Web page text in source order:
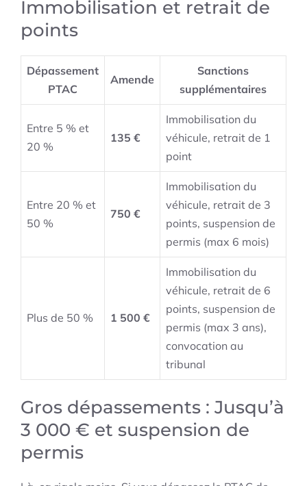
Immobilisation et retrait de
points
Dépassement
PTAC
Amende
Sanctions
supplémentaires
Entre 5 % et
20 %
135 €
Immobilisation du
véhicule, retrait de 1
point
Entre 20 % et
50 %
750 €
Immobilisation du
véhicule, retrait de 3
points, suspension de
permis (max 6 mois)
Plus de 50 % 1 500 €
Immobilisation du
véhicule, retrait de 6
points, suspension de
permis (max 3 ans),
convocation au
tribunal
Gros dépassements : Jusqu’à
3 000 € et suspension de
permis